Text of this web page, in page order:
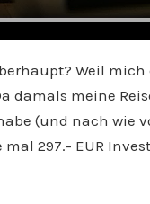
Weil mich
damals meine
(und nach wie
297.- EUR